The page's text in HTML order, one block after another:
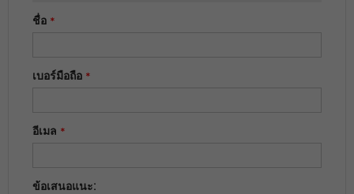
ชื่อ *
เบอร์มือถือ *
อีเมล *
ข้อเสนอแนะ: